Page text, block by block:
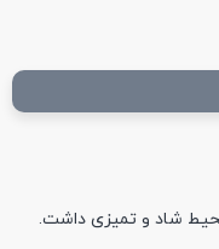
شاد و تمیزی داشت.